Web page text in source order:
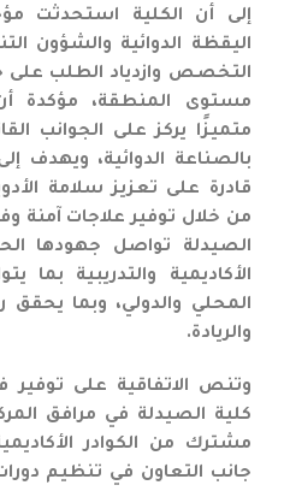
إلى أن الكلية استحدثت
اليقظة الدوائية والشؤون
التخصص وازدياد الطلب على
مستوى المنطقة، مؤكدة أن
متميزًا يركز على الجوانب
بالصناعة الدوائية، ويهدف
قادرة على تعزيز سلامة
من خلال توفير علاجات آمنة
الصيدلة تواصل جهودها
الأكاديمية والتدريبية بما
المحلي والدولي، وبما يحقق
والريادة.
وتنص الاتفاقية على
كلية الصيدلة في مرافق
مشترك من الكوادر
جانب التعاون في تنظيم